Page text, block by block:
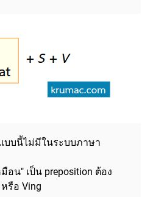
บบนี้ไม่มีในระบบภาษา
อน" เป็น preposition ต้อง
รือ Ving